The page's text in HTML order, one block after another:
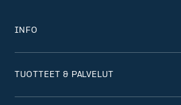
INFO
TUOTTEET & PALVELUT